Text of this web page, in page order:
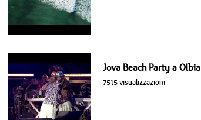
Jova Beach Party a Olbia
7515 visualizzazioni